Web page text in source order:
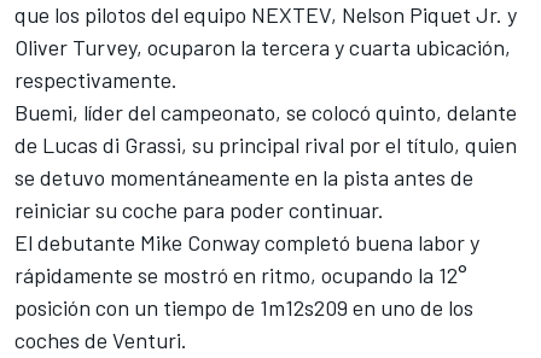
que los pilotos del equipo NEXTEV, Nelson Piquet Jr. y
Oliver Turvey, ocuparon la tercera y cuarta ubicación,
respectivamente.
Buemi, líder del campeonato, se colocó quinto, delante
de Lucas di Grassi, su principal rival por el título, quien
se detuvo momentáneamente en la pista antes de
reiniciar su coche para poder continuar.
El debutante Mike Conway completó buena labor y
rápidamente se mostró en ritmo, ocupando la 12°
posición con un tiempo de 1m12s209 en uno de los
coches de Venturi.